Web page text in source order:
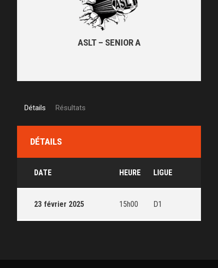
ASLT – SENIOR A
Détails Résultats
DÉTAILS
DATE HEURE LIGUE
23 février 2025 15h00 D1